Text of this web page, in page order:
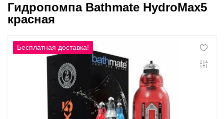
Доставка и оплата
Контакты
Конфиденциальность
Гарантии и возврат
Беспроцентная рассрочка
Гидропомпа Bathmate HydroMax5
красная